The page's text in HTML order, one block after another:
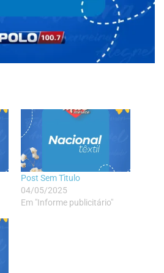
Post Sem Tìtulo
04/05/2025
Em "Informe publicitário"